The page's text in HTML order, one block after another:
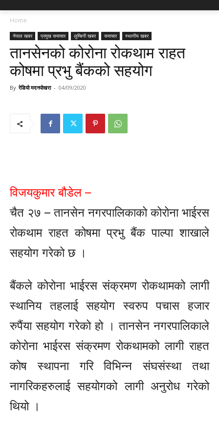
Home
नेपाल खबर प्रमुख समाचार लुम्बिनी खबर समाचार स्थानीय खबर
तानसेनको कोरोना रोकथाम राहत
कोषमा प्रभु बैंकको सहयोग
By रेडियो मदनपोखरा - 04/09/2020
विजयकुमार बौडेल –
चैत २७ – तानसेन नगरपालिकाको कोरोना भाईरस
रोकथाम राहत कोषमा प्रभु बैंक पाल्पा शाखाले
सहयोग गरेको छ ।
बैंकले कोरोना भाईरस संक्रमण रोकथामको लागी
स्थानिय तहलाई सहयोग स्वरुप पचास हजार
रुपैंया सहयोग गरेको हो । तानसेन नगरपालिकाले
कोरोना भाईरस संक्रमण रोकथामको लागी राहत
कोष स्थापना गरि विभिन्न संघसंस्था तथा
नागरिकहरुलाई सहयोगको लागी अनुरोध गरेको
थियो ।